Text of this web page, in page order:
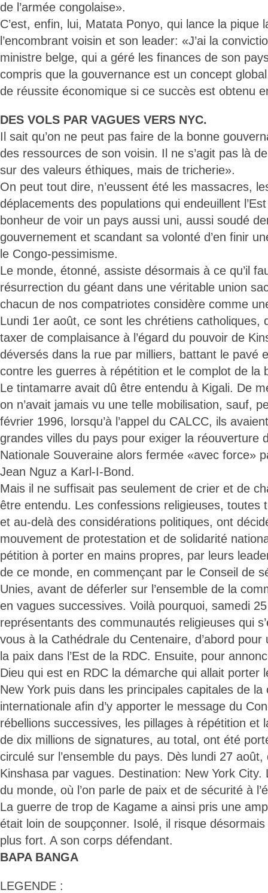
de l’armée congolaise».
C’est, enfin, lui, Matata Ponyo, qui lance la pique
l’encombrant voisin et son leader: «J’ai la
ministre belge, qui a géré les finances de son
compris que la gouvernance est un concept
de réussite économique si ce succès est obtenu
DES VOLS PAR VAGUES VERS NYC.
Il sait qu’on ne peut pas faire de la bonne
des ressources de son voisin. Il ne s’agit pas là
sur des valeurs éthiques, mais de tricherie».
On peut tout dire, n’eussent été les massacres,
déplacements des populations qui endeuillent
bonheur de voir un pays aussi uni, aussi soudé
gouvernement et scandant sa volonté d’en finir
le Congo-pessimisme.
Le monde, étonné, assiste désormais à ce qu’il
résurrection du géant dans une véritable union
chacun de nos compatriotes considère comme
Lundi 1er août, ce sont les chrétiens catholiques,
taxer de complaisance à l’égard du pouvoir de
déversés dans la rue par milliers, battant le pavé
contre les guerres à répétition et le complot de la
Le tintamarre avait dû être entendu à Kigali. De
on n’avait jamais vu une telle mobilisation, sauf,
février 1996, lorsqu’à l’appel du CALCC, ils
grandes villes du pays pour exiger la réouverture
Nationale Souveraine alors fermée «avec force»
Jean Nguz a Karl-I-Bond.
Mais il ne suffisait pas seulement de crier et de
être entendu. Les confessions religieuses, toutes
et au-delà des considérations politiques, ont
mouvement de protestation et de solidarité
pétition à porter en mains propres, par leurs
de ce monde, en commençant par le Conseil de
Unies, avant de déferler sur l’ensemble de la
en vagues successives. Voilà pourquoi, samedi
représentants des communautés religieuses qui
vous à la Cathédrale du Centenaire, d’abord
la paix dans l’Est de la RDC. Ensuite, pour
Dieu qui est en RDC la démarche qui allait porter
New York puis dans les principales capitales de la
internationale afin d’y apporter le message du
rébellions successives, les pillages à répétition et
de dix millions de signatures, au total, ont été
circulé sur l’ensemble du pays. Dès lundi 27
Kinshasa par vagues. Destination: New York
du monde, où l’on parle de paix et de sécurité à
La guerre de trop de Kagame a ainsi pris une
était loin de soupçonner. Isolé, il risque désormais
plus fort. A son corps défendant.
BAPA BANGA
LEGENDE :